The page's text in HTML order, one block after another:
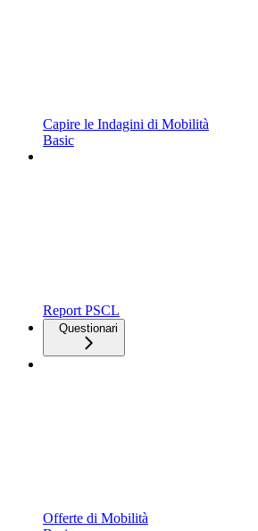
Capire le Indagini di Mobilità
Basic
Report PSCL
Questionari
Offerte di Mobilità